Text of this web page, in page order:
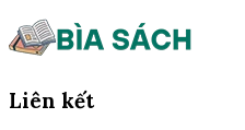
Liên kết